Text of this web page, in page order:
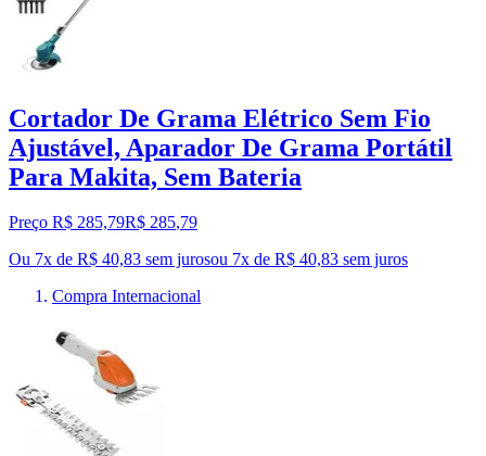
Cortador De Grama Elétrico Sem Fio
Ajustável, Aparador De Grama Portátil
Para Makita, Sem Bateria
Preço R$ 285,79R$ 285,79
Ou 7x de R$ 40,83 sem jurosou 7x de R$ 40,83 sem juros
Compra Internacional